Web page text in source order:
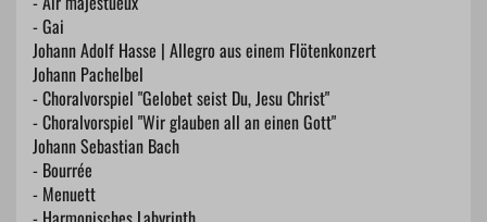
- Gai
Johann Adolf Hasse | Allegro aus einem Flötenkonzert
Johann Pachelbel
- Choralvorspiel "Gelobet seist Du, Jesu Christ"
- Choralvorspiel "Wir glauben all an einen Gott"
Johann Sebastian Bach
- Bourrée
- Menuett